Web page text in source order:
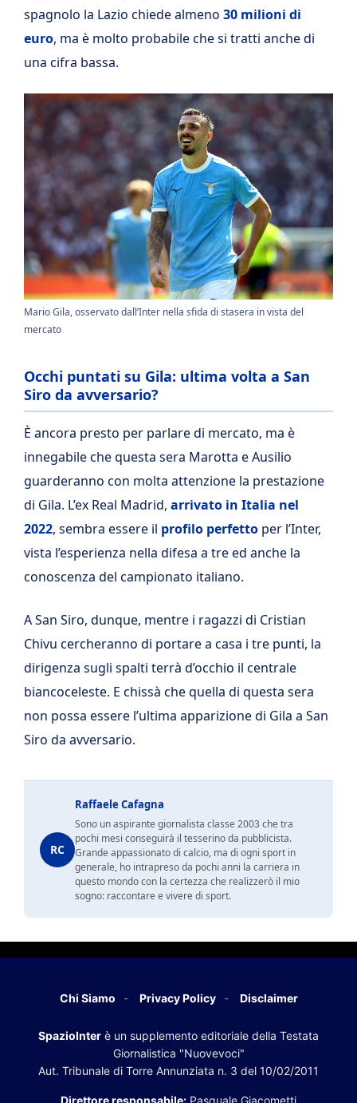
spagnolo la Lazio chiede almeno 30 milioni di
euro, ma è molto probabile che si tratti anche di
una cifra bassa.
Mario Gila, osservato dall’Inter nella sfida di stasera in vista del
mercato
Occhi puntati su Gila: ultima volta a San
Siro da avversario?
È ancora presto per parlare di mercato, ma è
innegabile che questa sera Marotta e Ausilio
guarderanno con molta attenzione la prestazione
di Gila. L’ex Real Madrid, arrivato in Italia nel
2022, sembra essere il profilo perfetto per l’Inter,
vista l’esperienza nella difesa a tre ed anche la
conoscenza del campionato italiano.
A San Siro, dunque, mentre i ragazzi di Cristian
Chivu cercheranno di portare a casa i tre punti, la
dirigenza sugli spalti terrà d’occhio il centrale
biancoceleste. E chissà che quella di questa sera
non possa essere l’ultima apparizione di Gila a San
Siro da avversario.
RC
Raffaele Cafagna
Sono un aspirante giornalista classe 2003 che tra
pochi mesi conseguirà il tesserino da pubblicista.
Grande appassionato di calcio, ma di ogni sport in
generale, ho intrapreso da pochi anni la carriera in
questo mondo con la certezza che realizzerò il mio
sogno: raccontare e vivere di sport.
Chi Siamo Privacy Policy Disclaimer
SpazioInter è un supplemento editoriale della Testata
Giornalistica "Nuovevoci"
Aut. Tribunale di Torre Annunziata n. 3 del 10/02/2011